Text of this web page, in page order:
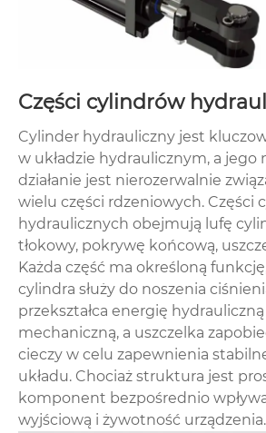
Części cylindrów
Cylinder hydrauliczny jest
w układzie hydraulicznym, a jego
działanie jest nierozerwalnie
wielu części rdzeniowych. Części
hydraulicznych obejmują lufę
tłokowy, pokrywę końcową,
Każda część ma określoną
cylindra służy do noszenia
przekształca energię hydrauliczną
mechaniczną, a uszczelka
cieczy w celu zapewnienia
układu. Chociaż struktura jest
komponent bezpośrednio
wyjściową i żywotność urządzenia.